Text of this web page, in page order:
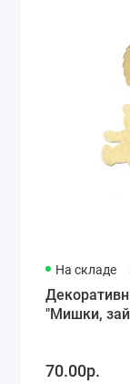
На складе
"Мишки,
70.00р.